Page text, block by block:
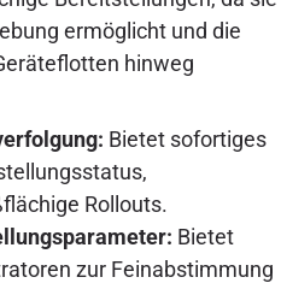
ermöglicht und die
hinweg
Bietet sofortiges
Rollouts.
Bietet
zur Feinabstimmung